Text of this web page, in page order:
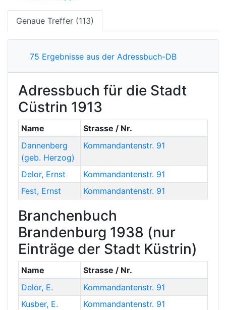
Genaue Treffer (113)
75 Ergebnisse aus der Adressbuch-DB
Adressbuch für die Stadt
Cüstrin 1913
Name
Strasse / Nr.
Dannenberg
(geb. Herzog)
Kommandantenstr. 91
Delor, Ernst
Kommandantenstr. 91
Fest, Ernst Kommandantenstr. 91
Branchenbuch
Brandenburg 1938 (nur
Einträge der Stadt Küstrin)
Name
Strasse / Nr.
Delor, E.
Kommandantenstr. 91
Kusber, E. Kommandantenstr. 91